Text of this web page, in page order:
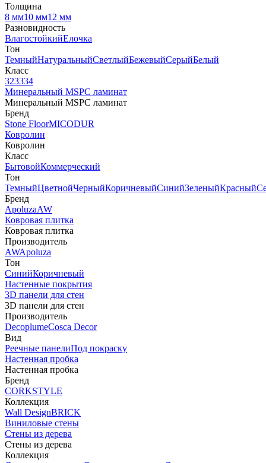
Толщина
8 мм10 мм12 мм
Разновидность
ВлагостойкийЕлочка
Тон
ТемныйНатуральныйСветлыйБежевыйСерыйБелый
Класс
323334
Минеральный MSPC ламинат
Минеральный MSPC ламинат
Бренд
Stone FloorMICODUR
Ковролин
Ковролин
Класс
БытовойКоммерческий
Тон
ТемныйЦветнойЧерныйКоричневыйСинийЗеленыйКрасный
Бренд
ApoluzaAW
Ковровая плитка
Ковровая плитка
Производитель
AWApoluza
Тон
СинийКоричневый
Настенные покрытия
3D панели для стен
3D панели для стен
Производитель
DecoplumeCosca Decor
Вид
Реечные панелиПод покраску
Настенная пробка
Настенная пробка
Бренд
CORKSTYLE
Коллекция
Wall DesignBRICK
Виниловые стены
Стены из дерева
Стены из дерева
Коллекция